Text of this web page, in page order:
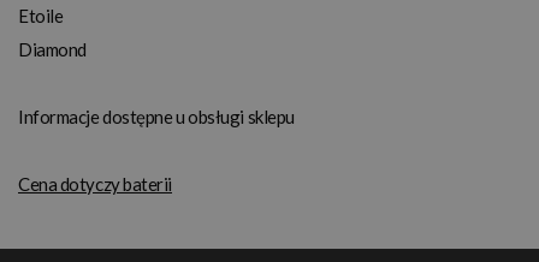
Etoile
Diamond
Informacje dostępne u obsługi sklepu
Cena dotyczy baterii